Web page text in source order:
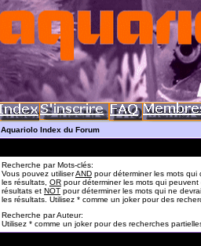
Aquariolo Index du Forum
Recherche par Mots-clés:
Vous pouvez utiliserAND pour déterminer les mots
les résultats, OR pour déterminer les mots qui
résultats et NOT pour déterminer les mots qui ne
les résultats. Utilisez * comme un joker pour des
Recherche par Auteur:
Utilisez * comme un joker pour des recherches